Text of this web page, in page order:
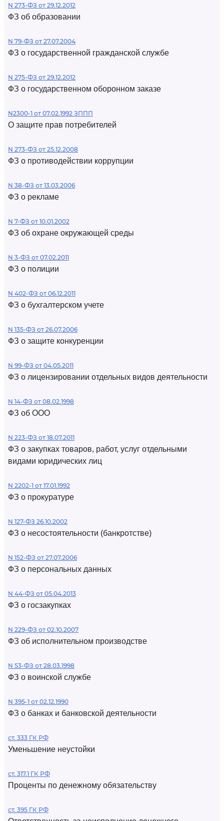
N 273-ФЗ от 29.12.2012
ФЗ об образовании
N 79-ФЗ от 27.07.2004
ФЗ о государственной гражданской службе
N 275-ФЗ от 29.12.2012
ФЗ о государственном оборонном заказе
N2300-1 от 07.02.1992 ЗППП
О защите прав потребителей
N 273-ФЗ от 25.12.2008
ФЗ о противодействии коррупции
N 38-ФЗ от 13.03.2006
ФЗ о рекламе
N 7-ФЗ от 10.01.2002
ФЗ об охране окружающей среды
N 3-ФЗ от 07.02.2011
ФЗ о полиции
N 402-ФЗ от 06.12.2011
ФЗ о бухгалтерском учете
N 135-ФЗ от 26.07.2006
ФЗ о защите конкуренции
N 99-ФЗ от 04.05.2011
ФЗ о лицензировании отдельных видов деятельности
N 14-ФЗ от 08.02.1998
ФЗ об ООО
N 223-ФЗ от 18.07.2011
ФЗ о закупках товаров, работ, услуг отдельными
видами юридических лиц
N 2202-1 от 17.01.1992
ФЗ о прокуратуре
N 127-ФЗ 26.10.2002
ФЗ о несостоятельности (банкротстве)
N 152-ФЗ от 27.07.2006
ФЗ о персональных данных
N 44-ФЗ от 05.04.2013
ФЗ о госзакупках
N 229-ФЗ от 02.10.2007
ФЗ об исполнительном производстве
N 53-ФЗ от 28.03.1998
ФЗ о воинской службе
N 395-1 от 02.12.1990
ФЗ о банках и банковской деятельности
ст. 333 ГК РФ
Уменьшение неустойки
ст. 317.1 ГК РФ
Проценты по денежному обязательству
ст. 395 ГК РФ